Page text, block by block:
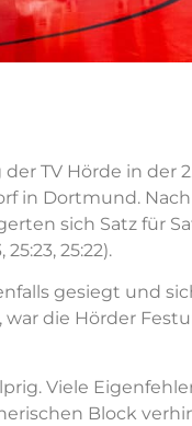
TV Hörde in der
in Dortmund.
sich Satz für
25:22).
gesiegt und
die Hörder
Viele
Block